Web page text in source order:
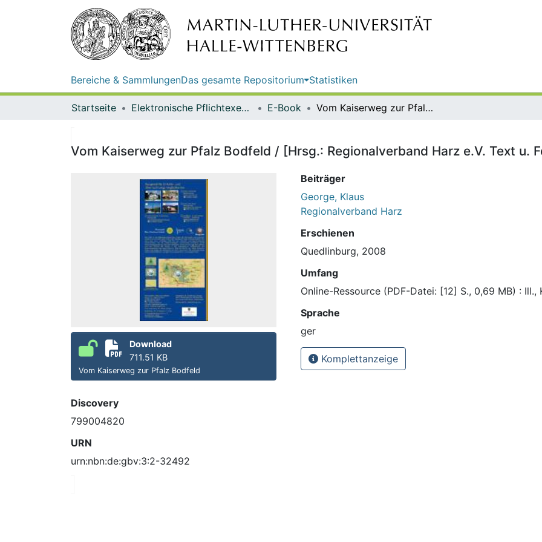
Bereiche & SammlungenDas gesamte Repositorium Statistiken
Startseite Elektronische Pflichtexemplare E-Book Vom Kaiserweg zur Pfalz Bodfeld / [Hrsg.: Regionalverband Harz e.V. Text u. Fotos: Klaus George]
Vom Kaiserweg zur Pfalz Bodfeld / [Hrsg.: Regionalverband Harz e.V. Text u.
Download
711.51 KB
Vom Kaiserweg zur Pfalz Bodfeld
Discovery
799004820
URN
urn:nbn:de:gbv:3:2-32492
Beiträger
George, Klaus
Regionalverband Harz
Erschienen
Quedlinburg, 2008
Umfang
Online-Ressource (PDF-Datei: [12] S., 0,69 MB) : Ill.,
Sprache
ger
Komplettanzeige